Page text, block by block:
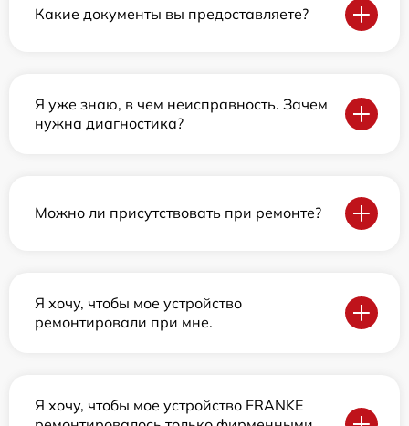
Какие документы вы предоставляете?
Я уже знаю, в чем неисправность. Зачем
нужна диагностика?
Можно ли присутствовать при ремонте?
Я хочу, чтобы мое устройство
ремонтировали при мне.
Я хочу, чтобы мое устройство FRANKE